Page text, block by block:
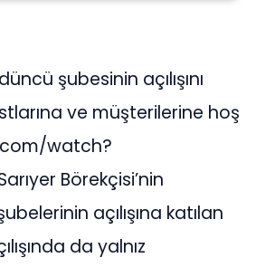
şubesinin açılışını
ve müşterilerine hoş
watch?
Börekçisi’nin
açılışına katılan
da yalnız